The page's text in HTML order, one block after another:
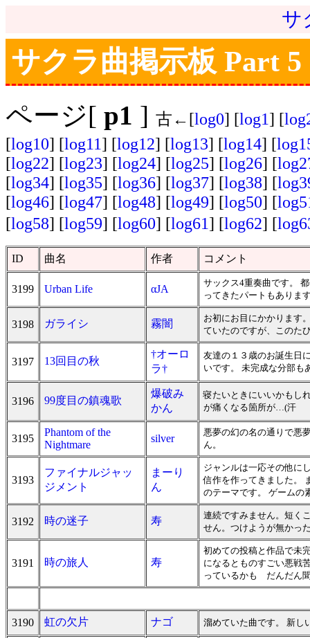
サ
サクラ曲掲示板 Part 5
ページ[ p1 ] 古←[log0] [log1] [
[log10] [log11] [log12] [log13] [log14] [
[log22] [log23] [log24] [log25] [log26] [
[log34] [log35] [log36] [log37] [log38] [
[log46] [log47] [log48] [log49] [log50] [
[log58] [log59] [log60] [log61] [log62] [
ID 曲名 作者 コメント
3199 Urban Life αJA
サックス4重奏曲です。
ってきたパートもありま
3198 ガライシ 霧闇
お初にお目にかかります
ていたのですが、このた
3197 13回目の秋
†オーロ
ラ†
友達の１３歳のお誕生日
いです。 未完成な分部も
3196 99度目の鎮魂歌
爆破み
かん
寝たいときにいいかもし
が痛くなる箇所が…(汗
3195
Phantom of the
Nightmare
silver
悪夢の幻の名の通りで悪
ん。
3193
ファイナルジャッ
ジメント
まーり
ん
ジャンルは一応その他に
信作を作ってきました。
のテーマです。 ゲームの
3192 時の迷子 寿
連続ですみません。短く
せん。つけようが無かっ
3191 時の旅人 寿
初めての投稿と作品で未
になるとものすごい悪戦
っているかも だんだん
3190 虹の欠片 ナゴ 溜めていた曲です。 新し